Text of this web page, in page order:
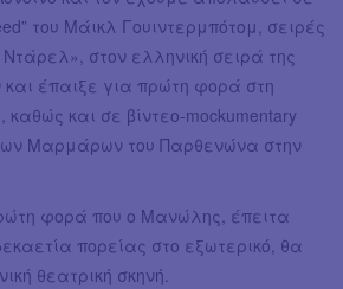
του Μάικλ Γουιντερμπότομ, σειρές
στον ελληνική σειρά της
έπαιξε για πρώτη φορά στη
και σε βίντεο-mockumentary
Μαρμάρων του Παρθενώνα στην
φορά που ο Μανώλης, έπειτα
πορείας στο εξωτερικό, θα
θεατρική σκηνή.